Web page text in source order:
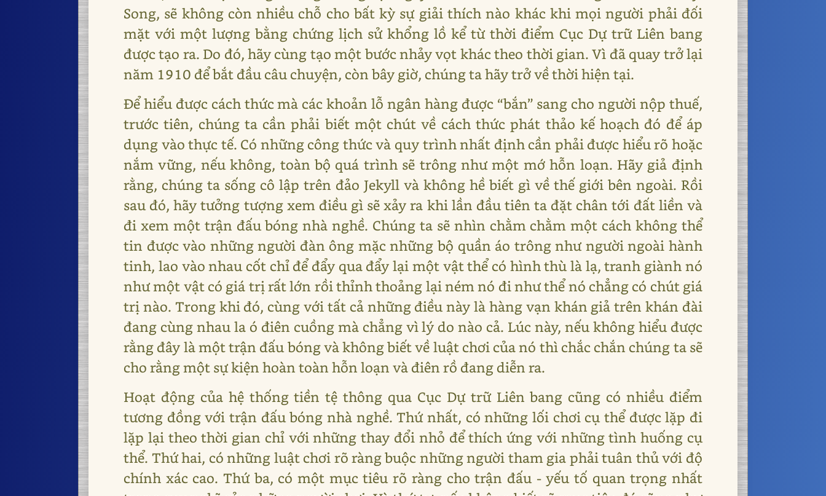
Song, sẽ không còn nhiều chỗ cho bất kỳ sự giải thích nào khác khi mọi người phải đối
mặt với một lượng bằng chứng lịch sử khổng lồ kể từ thời điểm Cục Dự trữ Liên bang
được tạo ra. Do đó, hãy cùng tạo một bước nhảy vọt khác theo thời gian. Vì đã quay trở lại
năm 1910 để bắt đầu câu chuyện, còn bây giờ, chúng ta hãy trở về thời hiện tại.
Để hiểu được cách thức mà các khoản lỗ ngân hàng được “bắn” sang cho người nộp thuế,
trước tiên, chúng ta cần phải biết một chút về cách thức phát thảo kế hoạch đó để áp
dụng vào thực tế. Có những công thức và quy trình nhất định cần phải được hiểu rõ hoặc
nắm vững, nếu không, toàn bộ quá trình sẽ trông như một mớ hỗn loạn. Hãy giả định
rằng, chúng ta sống cô lập trên đảo Jekyll và không hề biết gì về thế giới bên ngoài. Rồi
sau đó, hãy tưởng tượng xem điều gì sẽ xảy ra khi lần đầu tiên ta đặt chân tới đất liền và
đi xem một trận đấu bóng nhà nghề. Chúng ta sẽ nhìn chằm chằm một cách không thể
tin được vào những người đàn ông mặc những bộ quần áo trông như người ngoài hành
tinh, lao vào nhau cốt chỉ để đẩy qua đẩy lại một vật thể có hình thù là lạ, tranh giành nó
như một vật có giá trị rất lớn rồi thỉnh thoảng lại ném nó đi như thể nó chẳng có chút giá
trị nào. Trong khi đó, cùng với tất cả những điều này là hàng vạn khán giả trên khán đài
đang cùng nhau la ó điên cuồng mà chẳng vì lý do nào cả. Lúc này, nếu không hiểu được
rằng đây là một trận đấu bóng và không biết về luật chơi của nó thì chắc chắn chúng ta sẽ
cho rằng một sự kiện hoàn toàn hỗn loạn và điên rồ đang diễn ra.
Hoạt động của hệ thống tiền tệ thông qua Cục Dự trữ Liên bang cũng có nhiều điểm
tương đồng với trận đấu bóng nhà nghề. Thứ nhất, có những lối chơi cụ thể được lặp đi
lặp lại theo thời gian chỉ với những thay đổi nhỏ để thích ứng với những tình huống cụ
thể. Thứ hai, có những luật chơi rõ ràng buộc những người tham gia phải tuân thủ với độ
chính xác cao. Thứ ba, có một mục tiêu rõ ràng cho trận đấu - yếu tố quan trọng nhất